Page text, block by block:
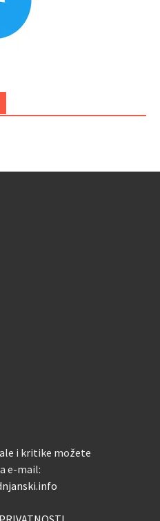
i kritike možete
e-mail: